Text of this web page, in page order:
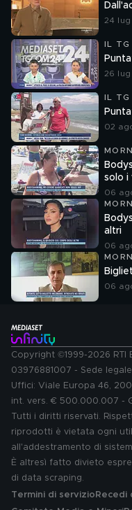
24 lug
IL TG
26
IL TG
02
solo i
06
altri
06
06
Copyright ©1999-2026 RTI
03976881007 - Sede
Uffici: Viale Europa 46,
int. vers. € 500.000.007 -
Tutti i diritti riservati.
riprodotti è vietata ogni
all'addestramento di
È altresì fatto divieto
di data scraping.
Termini di servizio Recedi